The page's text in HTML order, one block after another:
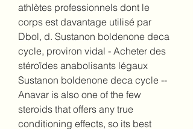
athlètes professionnels dont le
corps est davantage utilisé par
Dbol, d. Sustanon boldenone deca
cycle, proviron vidal - Acheter des
stéroïdes anabolisants légaux
Sustanon boldenone deca cycle --
Anavar is also one of the few
steroids that offers any true
conditioning effects, so its best